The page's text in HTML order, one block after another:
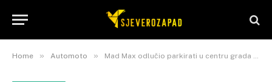
Home » Automoto » Mad Max odlučio parkirati u centru grada Čakovca